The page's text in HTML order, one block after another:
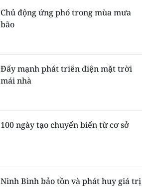
Chủ động ứng phó trong mùa mưa
bão
Đẩy mạnh phát triển điện mặt trời
mái nhà
100 ngày tạo chuyển biến từ cơ sở
Ninh Bình bảo tồn và phát huy giá trị